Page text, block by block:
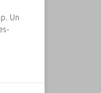
Un